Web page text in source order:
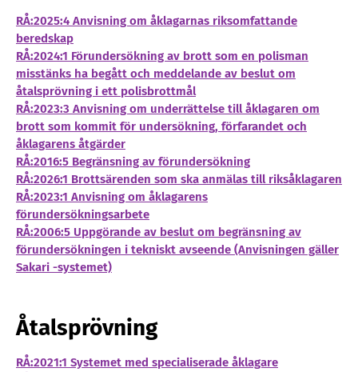
RÅ:2025:4 Anvisning om åklagarnas riksomfattande
beredskap
RÅ:2024:1 Förundersökning av brott som en polisman
misstänks ha begått och meddelande av beslut om
åtalsprövning i ett polisbrottmål
RÅ:2023:3 Anvisning om underrättelse till åklagaren om
brott som kommit för undersökning, förfarandet och
åklagarens åtgärder
RÅ:2016:5 Begränsning av förundersökning
RÅ:2026:1 Brottsärenden som ska anmälas till riksåklagaren
RÅ:2023:1 Anvisning om åklagarens
förundersökningsarbete
RÅ:2006:5 Uppgörande av beslut om begränsning av
förundersökningen i tekniskt avseende (Anvisningen gäller
Sakari -systemet)
Åtalsprövning
RÅ:2021:1 Systemet med specialiserade åklagare